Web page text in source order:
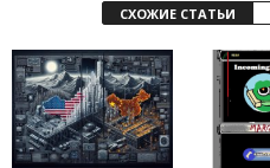
СХОЖИЕ СТАТЬИ